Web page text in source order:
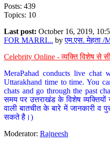
Posts: 439
Topics: 10
Last post: October 16, 2019,
FOR MARRI... byएम.एस. मेहता /
Celebrity Online - व्यक्ति विशेष से
MeraPahad conducts live chat
Uttarakhand time to time. You
chats and go through the past
समय पर उत्तराखंड के विशेष
वाली बातचीत के बारे में जानकारी व
सकते है।)
Moderator: Rajneesh